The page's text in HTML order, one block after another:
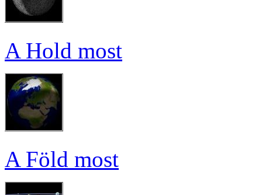
A Hold most
A Föld most